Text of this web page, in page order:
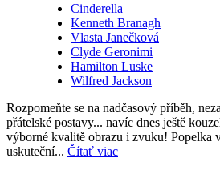
Cinderella
Kenneth Branagh
Vlasta Janečková
Clyde Geronimi
Hamilton Luske
Wilfred Jackson
Rozpomeňte se na nadčasový příběh,
přátelské postavy... navíc dnes ještě
výborné kvalitě obrazu i zvuku! Popelka
uskuteční... Čítať viac